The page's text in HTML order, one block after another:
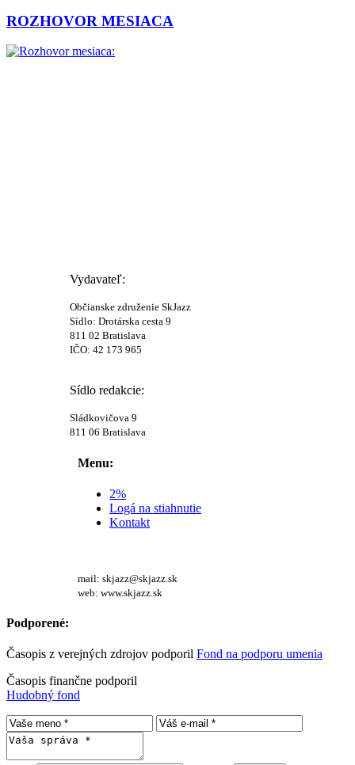
ROZHOVOR MESIACA
Vydavateľ:
Občianske združenie SkJazz
Sídlo: Drotárska cesta 9
811 02 Bratislava
IČO: 42 173 965
Sídlo redakcie:
Sládkovičova 9
811 06 Bratislava
Menu:
2%
Logá na stiahnutie
Kontakt
mail: skjazz@skjazz.sk
web: www.skjazz.sk
Podporené:
Časopis z verejných zdrojov podporil Fond na podporu umenia
Časopis finančne podporil
Hudobný fond